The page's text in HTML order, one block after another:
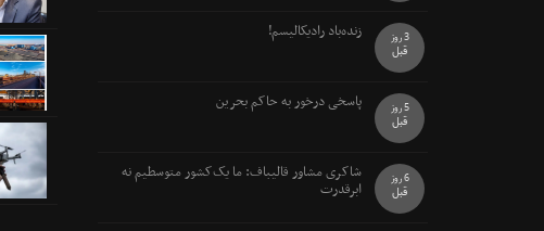
زنده‌باد رادیکالیسم!
3 روز
قبل
پاسخی درخور به حاکم بحرین
5 روز
قبل
شاکری مشاور قالیباف: ما یک‌کشور متوسطیم نه
ابرقدرت
6 روز
قبل